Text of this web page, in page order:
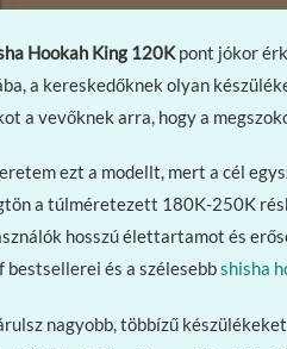
Hookah King 120Kpont jókor
a kereskedőknek olyan
a vevőknek arra, hogy a
ezt a modellt, mert a cél
a túlméretezett 180K-250K
hosszú élettartamot és
bestsellerei és a szélesebbshisha
nagyobb, többízű